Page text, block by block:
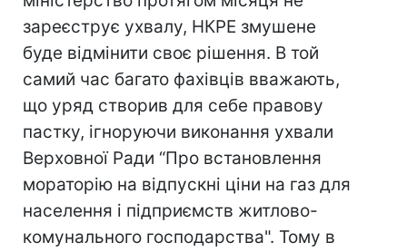
зареєструє ухвалу, НКРЕ змушене
буде відмінити своє рішення. В той
самий час багато фахівців вважають,
що уряд створив для себе правову
пастку, ігноруючи виконання ухвали
Верховної Ради “Про встановлення
мораторію на відпускні ціни на газ для
населення і підприємств житлово-
комунального господарства". Тому в